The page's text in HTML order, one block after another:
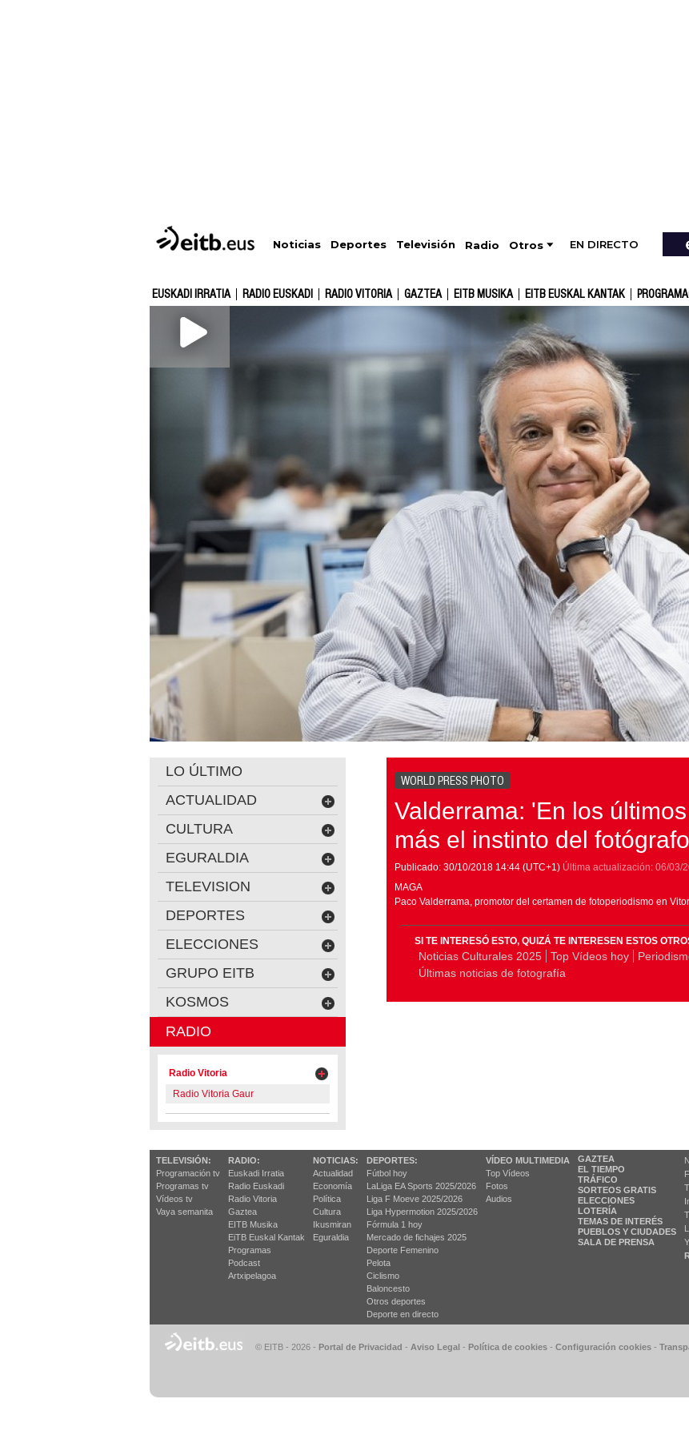
Noticias Deportes Televisión Radio Otros EN DIRECTO
EUSKADI IRRATIA RADIO EUSKADI RADIO VITORIA GAZTEA EITB MUSIKA EITB EUSKAL KANTAK
WORLD PRESS PHOTO
Valderrama: 'En los
más el instinto del
Publicado: 30/10/2018 14:44 (UTC+1) Última actualización: 06/03/
MAGA
Paco Valderrama, promotor del certamen de fotoperiodismo en
SI TE INTERESÓ ESTO, QUIZÁ TE INTERESEN ESTOS
Noticias Culturales 2025 Top Vídeos hoy
Últimas noticias de fotografía
LO ÚLTIMO
ACTUALIDAD
CULTURA
EGURALDIA
TELEVISION
DEPORTES
ELECCIONES
GRUPO EITB
KOSMOS
RADIO
Radio Vitoria
Radio Vitoria Gaur
TELEVISIÓN:
Programación tv
Programas tv
Vídeos tv
Vaya semanita
RADIO:
Euskadi Irratia
Radio Euskadi
Radio Vitoria
Gaztea
EITB Musika
EiTB Euskal Kantak
Programas
Podcast
Artxipelagoa
NOTICIAS:
Actualidad
Economía
Política
Cultura
Ikusmiran
Eguraldia
DEPORTES:
Fútbol hoy
LaLiga EA Sports 2025/2026
Liga F Moeve 2025/2026
Liga Hypermotion 2025/2026
Fórmula 1 hoy
Mercado de fichajes 2025
Deporte Femenino
Pelota
Ciclismo
Baloncesto
Otros deportes
Deporte en directo
VÍDEO MULTIMEDIA
Top Vídeos
Fotos
Audios
GAZTEA
EL TIEMPO
TRÁFICO
SORTEOS GRATIS
ELECCIONES
LOTERÍA
TEMAS DE INTERÉS
PUEBLOS Y CIUDADES
SALA DE PRENSA
© EITB - 2026 - Portal de Privacidad - Aviso Legal - Política de cookies - Configuración cookies -